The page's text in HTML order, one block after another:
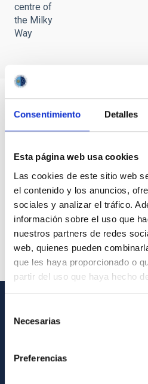
Consentimiento Detalles
Esta página web usa cookies
Las cookies de este sitio web
el contenido y los anuncios,
sociales y analizar el tráfico.
información sobre el uso que
nuestros partners de redes
web, quienes pueden
que les haya proporcionado o
partir del uso que haya hecho
Necesarias
Preferencias
centre of
the Milky
Way
GENERAL INFORMATION
How to get to the IAC